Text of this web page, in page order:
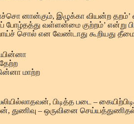
னான்கும், இழுக்கா வியன்ற
போழ்தத்து வள்ளன்மை குற்றம்’ என்று
சொல் என வேண்டாது கூறியது
மாற்ற
பிடித்த படை –
துணிவு – ஒருவினை